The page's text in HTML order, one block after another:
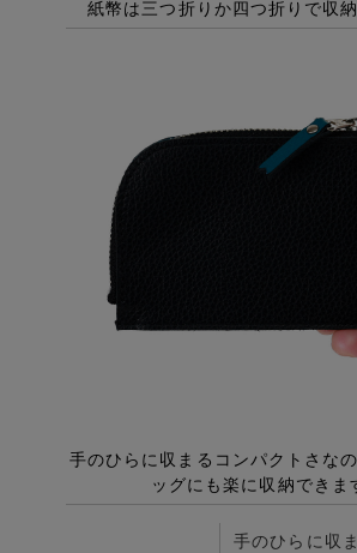
手のひらに収ま